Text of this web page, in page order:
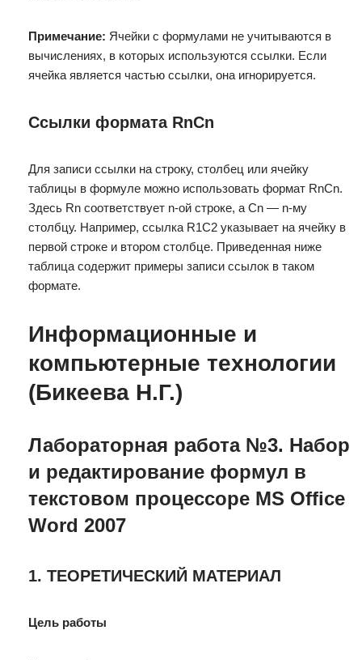
Примечание: Ячейки с формулами не учитываются в
вычислениях, в которых используются ссылки. Если
ячейка является частью ссылки, она игнорируется.
Ссылки формата RnCn
Для записи ссылки на строку, столбец или ячейку
таблицы в формуле можно использовать формат RnCn.
Здесь Rn соответствует n-ой строке, а Cn — n-му
столбцу. Например, ссылка R1C2 указывает на ячейку в
первой строке и втором столбце. Приведенная ниже
таблица содержит примеры записи ссылок в таком
формате.
Информационные и
компьютерные технологии
(Бикеева Н.Г.)
Лабораторная работа №3. Набор
и редактирование формул в
текстовом процессоре MS Office
Word 2007
1. ТЕОРЕТИЧЕСКИЙ МАТЕРИАЛ
Цель работы